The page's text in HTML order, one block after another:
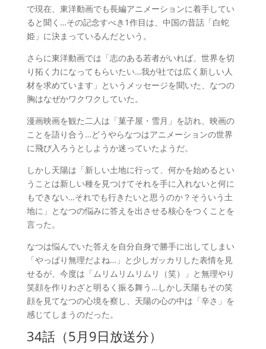
で現在、東洋動画でも長編アニメーションに着手してい
ると聞く…その記念すべき1作目は、中国の昔話「白蛇
姫」に決まっているんだという。
さらに東洋動画では「志のある若者がいれば、世界を切
り拓く力になってもらいたい…我が社では広く新しい人
材を求めています」というメッセージを聞いた、なつの
胸はなぜかワクワクしていた。
漫画映画を観た二人は「菓子屋・雪月」を訪れ、映画の
ことを語り合う…どうやらなつはアニメーションの世界
に飛び入ろうとしようか迷っていたようだ。
しかし天陽は「新しい土地に行って、何かを始めるとい
うことは新しい種を見つけてそれを手に入れないと何に
もできない…それでも行きたいと思うのか？そういう土
地に」となつの悩みに答えを出させる核心をつくことを
言った。
なつは悩んでいた答えを自分自身で勝手に出してしまい
「やっぱり無理だよね…」と少しガッカリした表情を見
せるが、今度は「ムリムリムリムリ（笑）」と無理やり
笑顔を作りわざと明るく振る舞う…しかし天陽もその笑
顔を見てなつの心境を察し、天陽の心の中は「辛さ」を
感じてしまうのだった。
34話（5月9日放送分）